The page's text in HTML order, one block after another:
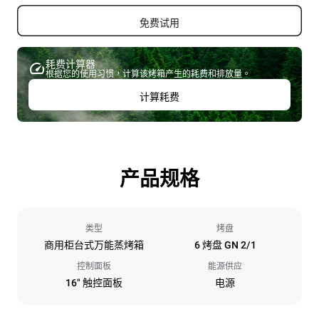
免费试用
耗费计算器
根据您的使用习惯，计算该烤箱产生的耗费和排放量。
计算耗费
产品规格
类型
商用柜台式万能蒸烤箱
烤盘
6 烤盘 GN 2/1
控制面板
16" 触控面板
能源供应
电源